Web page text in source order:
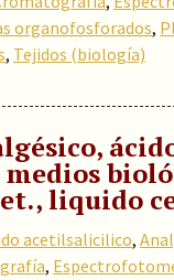
organofosforados,
, Tejidos (biología)
liquido
acetilsalicilico,
,